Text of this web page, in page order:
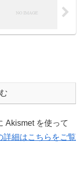
Akismet を使って
詳細はこちらをご覧